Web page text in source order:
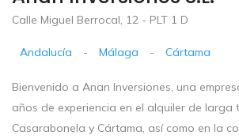
Calle Miguel Berrocal, 12 - PLT 1 D
Andalucía - Málaga - Cártama
Bienvenido a Anan Inversiones, una
años de experiencia en el alquiler de larga
Casarabonela y Cártama, así como en la